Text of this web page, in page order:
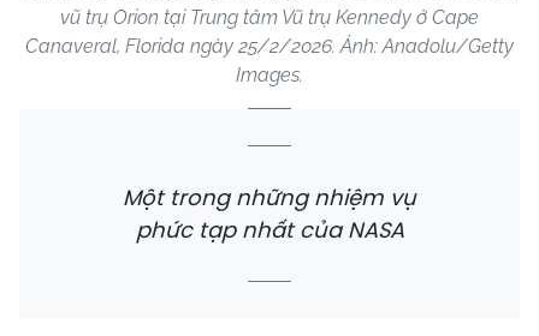
vũ trụ Orion tại Trung tâm Vũ trụ Kennedy ở Cape
Canaveral, Florida ngày 25/2/2026. Ảnh: Anadolu/Getty
Images.
Một trong những nhiệm vụ
phức tạp nhất của NASA